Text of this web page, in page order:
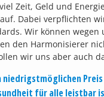
Zeit, Geld und
Dabei verpflichten
Wir können wegen
den Harmonisierer
wir uns aber auch
niedrigstmöglichen
für alle leistbar